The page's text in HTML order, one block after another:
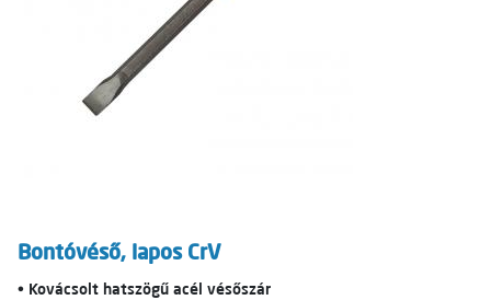
Bontóvéső, lapos CrV
• Kovácsolt hatszögű acél vésőszár